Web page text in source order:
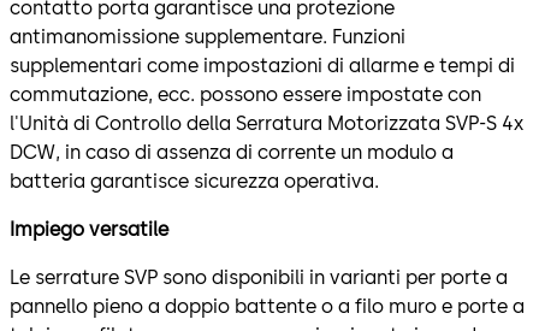
contatto porta garantisce una protezione
antimanomissione supplementare. Funzioni
supplementari come impostazioni di allarme e tempi di
commutazione, ecc. possono essere impostate con
l'Unità di Controllo della Serratura Motorizzata SVP-S 4x
DCW, in caso di assenza di corrente un modulo a
batteria garantisce sicurezza operativa.
Impiego versatile
Le serrature SVP sono disponibili in varianti per porte a
pannello pieno a doppio battente o a filo muro e porte a